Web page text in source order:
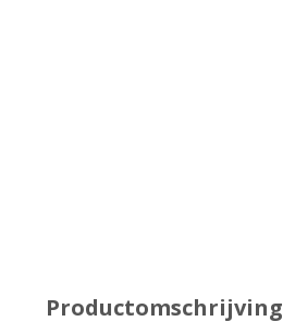
Productomschrijving